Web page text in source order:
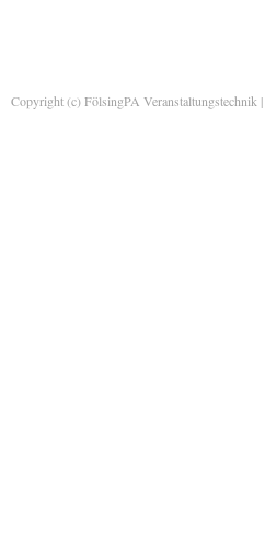
Copyright (c) FölsingPA Veranstaltungstechnik |